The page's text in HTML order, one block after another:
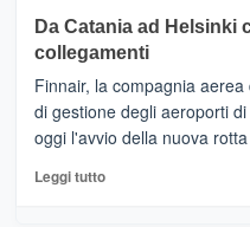
tappe
dell’enoturismo
RANDAZZO
–
Ci
siamo
quasi….
pronti
per
Da Catania ad Helsinki
collegamenti
Finnair, la compagnia
di gestione degli aeroporti
oggi l'avvio della nuova
Leggi tuttoLeggi